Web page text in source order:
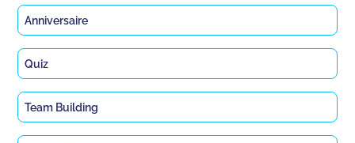
Anniversaire
Quiz
Team Building